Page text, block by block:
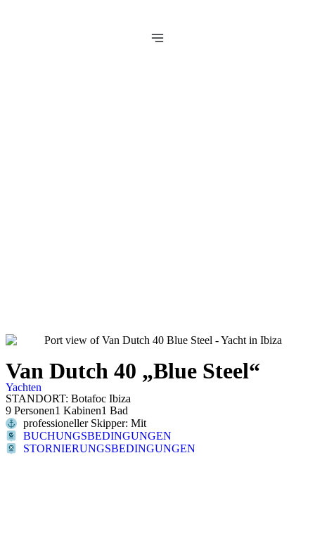
Van Dutch 40 „Blue Steel“
Yachten
STANDORT: Botafoc Ibiza
9 Personen1 Kabinen1 Bad
professioneller Skipper: Mit
BUCHUNGSBEDINGUNGEN
STORNIERUNGSBEDINGUNGEN